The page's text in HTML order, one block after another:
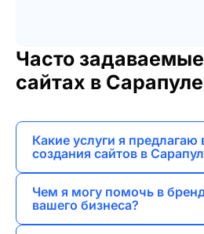
Часто
сайтах в Сарапуле
Какие услуги я предлагаю
создания сайтов в
визиток, корпоративных
Чем я могу помочь в
вашего бизнеса?